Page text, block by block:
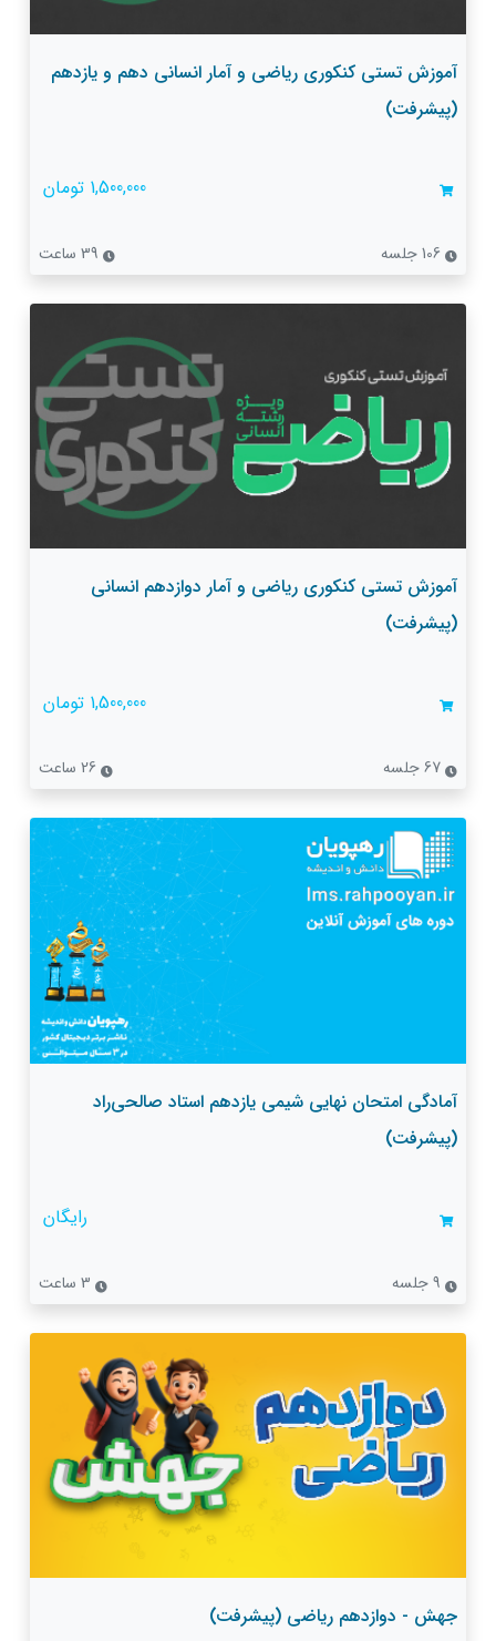
آموزش تستی کنکوری ریاضی و آمار انسانی دهم و یازدهم
(پیشرفت)
1,500,000 تومان
آموزش تستی کنکوری ریاضی و آمار دوازدهم انسانی
(پیشرفت)
1,500,000 تومان
آمادگی امتحان نهایی شیمی یازدهم استاد صالحی‌راد
(پیشرفت)
رایگان
جهش - دوازدهم ریاضی (پیشرفت)